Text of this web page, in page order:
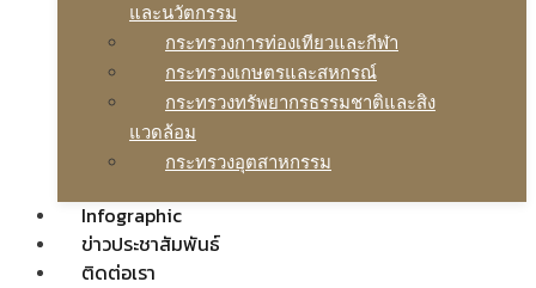
และนวัตกรรม
กระทรวงการท่องเทียวและกีฬา
กระทรวงเกษตรและสหกรณ์
กระทรวงทรัพยากรธรรมชาติและสิง
แวดล้อม
กระทรวงอุตสาหกรรม
Infographic
ข่าวประชาสัมพันธ์
ติดต่อเรา